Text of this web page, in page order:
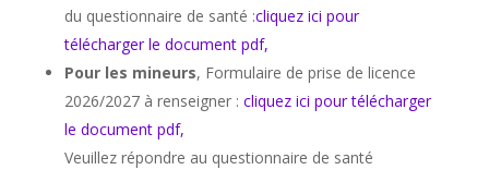
du questionnaire de santé :cliquez ici pour
télécharger le document pdf,
Pour les mineurs, Formulaire de prise de licence
2026/2027 à renseigner : cliquez ici pour télécharger
le document pdf,
Veuillez répondre au questionnaire de santé